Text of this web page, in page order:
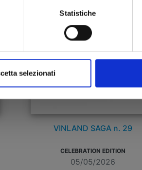
Statistiche
selezionati
VINLAND SAGA n. 29
CELEBRATION EDITION
05/05/2026